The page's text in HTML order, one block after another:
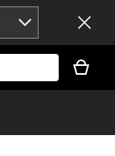
din
er